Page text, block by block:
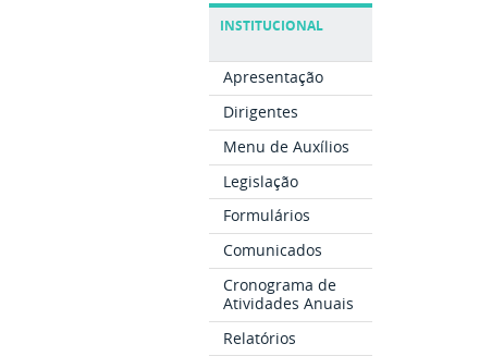
INSTITUCIONAL
Apresentação
Dirigentes
Menu de Auxílios
Legislação
Formulários
Comunicados
Cronograma de
Atividades Anuais
Relatórios